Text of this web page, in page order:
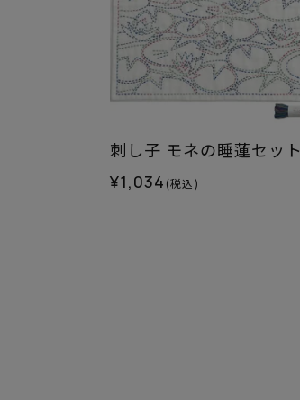
刺し子 モネの睡蓮セット
¥1,034 (税込)